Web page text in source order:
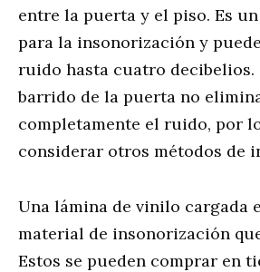
entre la puerta y el piso. Es
para la insonorización y
ruido hasta cuatro decibelios.
barrido de la puerta no
completamente el ruido, por
considerar otros métodos de
Una lámina de vinilo cargada
material de insonorización
Estos se pueden comprar en